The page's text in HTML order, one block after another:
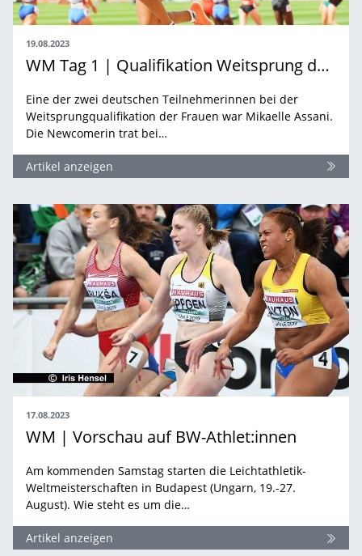
19.08.2023
WM Tag 1 | Qualifikation Weitsprung der Frauen
Eine der zwei deutschen Teilnehmerinnen bei der
Weitsprungqualifikation der Frauen war Mikaelle Assani.
Die Newcomerin trat bei…
Artikel anzeigen
17.08.2023
WM | Vorschau auf BW-Athlet:innen
Am kommenden Samstag starten die Leichtathletik-
Weltmeisterschaften in Budapest (Ungarn, 19.-27.
August). Wie steht es um die…
Artikel anzeigen